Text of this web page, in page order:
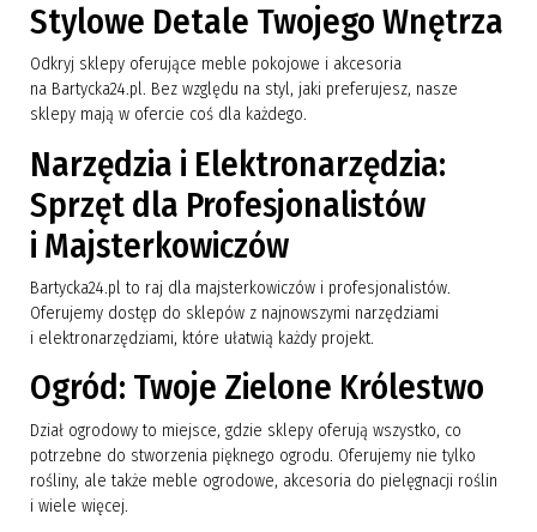
Stylowe Detale Twojego Wnętrza
Odkryj sklepy oferujące meble pokojowe i akcesoria
na Bartycka24.pl. Bez względu na styl, jaki preferujesz, nasze
sklepy mają w ofercie coś dla każdego.
Narzędzia i Elektronarzędzia:
Sprzęt dla Profesjonalistów
i Majsterkowiczów
Bartycka24.pl to raj dla majsterkowiczów i profesjonalistów.
Oferujemy dostęp do sklepów z najnowszymi narzędziami
i elektronarzędziami, które ułatwią każdy projekt.
Ogród: Twoje Zielone Królestwo
Dział ogrodowy to miejsce, gdzie sklepy oferują wszystko, co
potrzebne do stworzenia pięknego ogrodu. Oferujemy nie tylko
rośliny, ale także meble ogrodowe, akcesoria do pielęgnacji roślin
i wiele więcej.